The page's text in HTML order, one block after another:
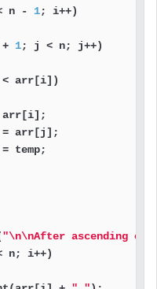
n - 1; i++)
1; j < n; j++)
arr[i])
arr[j];
temp;
"\n\nAfter ascending
n; i++)